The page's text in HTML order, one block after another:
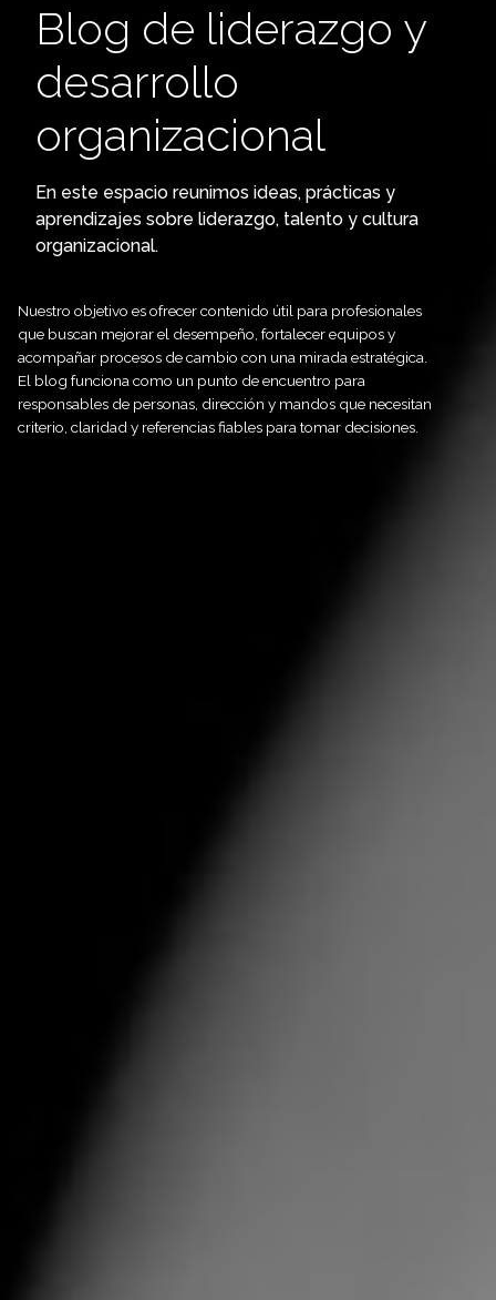
Blog de liderazgo y
desarrollo
organizacional
En este espacio reunimos ideas, prácticas y
aprendizajes sobre liderazgo, talento y cultura
organizacional.
Nuestro objetivo es ofrecer contenido útil para profesionales
que buscan mejorar el desempeño, fortalecer equipos y
acompañar procesos de cambio con una mirada estratégica.
El blog funciona como un punto de encuentro para
responsables de personas, dirección y mandos que necesitan
criterio, claridad y referencias fiables para tomar decisiones.